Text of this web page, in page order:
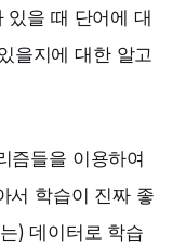
있을 때 단어에 대
을지에 대한 알고
즘들을 이용하여
서 학습이 진짜 좋
) 데이터로 학습